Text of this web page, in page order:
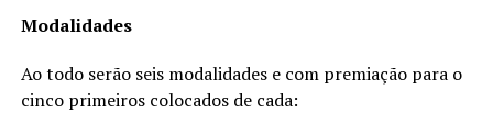
Modalidades
Ao todo serão seis modalidades e com premiação para o
cinco primeiros colocados de cada: